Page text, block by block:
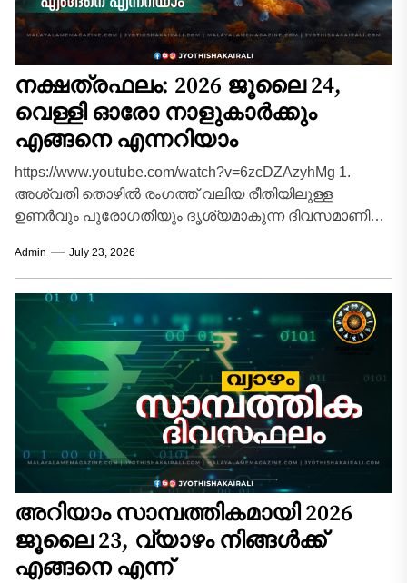
നക്ഷത്രഫലം: 2026 ജൂലൈ 24,
വെള്ളി ഓരോ നാളുകാർക്കും
എങ്ങനെ എന്നറിയാം
https://www.youtube.com/watch?v=6zcDZAzyhMg 1.
അശ്വതി തൊഴിൽ രംഗത്ത് വലിയ രീതിയിലുള്ള
ഉണർവും പുരോഗതിയും ദൃശ്യമാകുന്ന ദിവസമാണിന്ന്.
സാഹചര്യങ്ങൾ വന്നുചേരും. ദീർഘകാലമായി മനസ്സിൽ
കൊണ്ടുനടക്കുന്ന പുതിയ...
Admin July 23, 2026
അറിയാം സാമ്പത്തികമായി 2026
ജൂലൈ 23, വ്യാഴം നിങ്ങൾക്ക്
എങ്ങനെ എന്ന്